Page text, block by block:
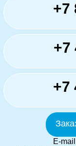
+7
+7
+7
E-